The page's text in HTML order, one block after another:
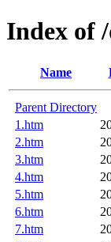
Index of
Name
Parent Directory
1.htm
2.htm
3.htm
4.htm
5.htm
6.htm
7.htm